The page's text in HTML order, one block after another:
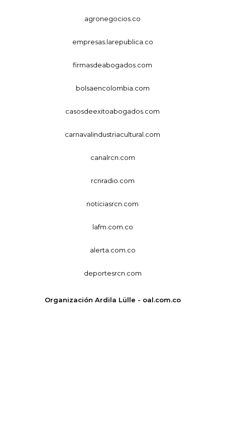
agronegocios.co
empresas.larepublica.co
firmasdeabogados.com
bolsaencolombia.com
casosdeexitoabogados.com
carnavalindustriacultural.com
canalrcn.com
rcnradio.com
noticiasrcn.com
lafm.com.co
alerta.com.co
deportesrcn.com
Organización Ardila Lülle - oal.com.co